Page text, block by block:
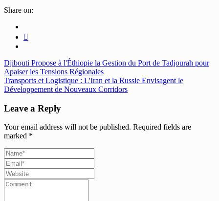
Share on:
Djibouti Propose à l'Éthiopie la Gestion du Port de Tadjourah pour
Apaiser les Tensions Régionales
Transports et Logistique : L'Iran et la Russie Envisagent le
Développement de Nouveaux Corridors
Leave a Reply
Your email address will not be published. Required fields are
marked *